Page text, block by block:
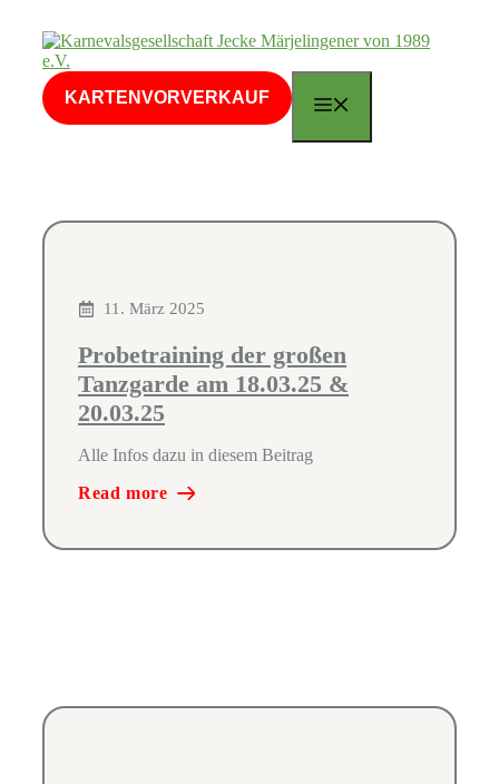
Inhalt
springen
KARTENVORVERKAUF
11. März 2025
Probetraining der großen
Tanzgarde am 18.03.25 &
20.03.25
Alle Infos dazu in diesem Beitrag
Read more